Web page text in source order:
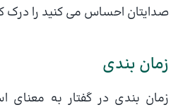
صدایتان احساس می کنید را درک
زمان بندی
زمان بندی در گفتار به معنای